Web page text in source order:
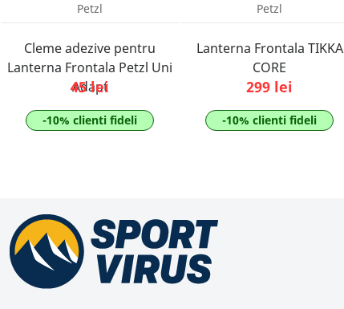
Petzl
Cleme adezive pentru
Lanterna Frontala Petzl Uni
Adapt
45 lei
-10% clienti fideli
Petzl
Lanterna Frontala TIKKA
CORE
299 lei
-10% clienti fideli